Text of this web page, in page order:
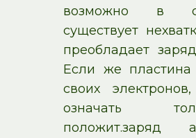
возможно в
существует
преобладает
Если же пластина
своих
означать
положит.заряд